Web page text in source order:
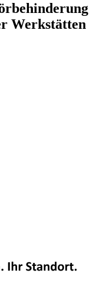
Werkstätten